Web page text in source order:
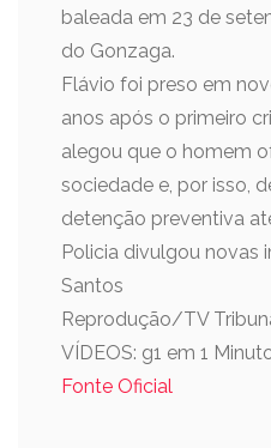
baleada em 23 de
do Gonzaga.
Flávio foi preso em
anos após o primeiro
alegou que o homem
sociedade e, por isso,
detenção preventiva
Policia divulgou novas
Santos
Reprodução/TV
VÍDEOS: g1 em 1
Fonte Oficial